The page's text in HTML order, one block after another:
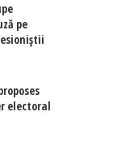
pe
electoral